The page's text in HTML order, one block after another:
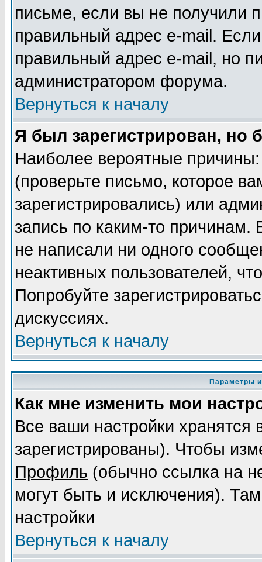
письме, если вы не получили
правильный адрес e-mail.
правильный адрес e-mail, но
администратором форума.
Вернуться к началу
Я был зарегистрирован, но
Наиболее вероятные
(проверьте письмо, которое
зарегистрировались) или
запись по каким-то
не написали ни одного
неактивных пользователей,
Попробуйте
дискуссиях.
Вернуться к началу
Параметры
Как мне изменить мои
Все ваши настройки
зарегистрированы). Чтобы
Профиль (обычно ссылка на
могут быть и исключения).
настройки
Вернуться к началу